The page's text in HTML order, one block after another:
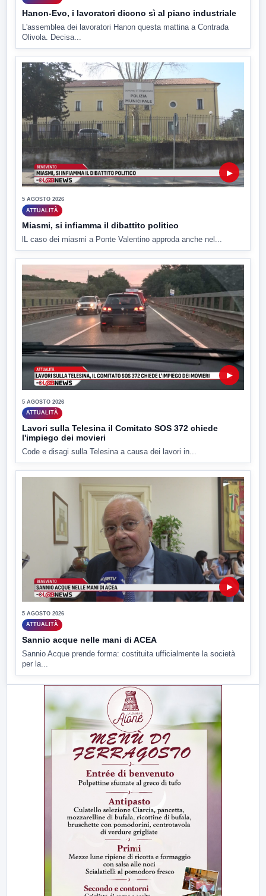
Hanon-Evo, i lavoratori dicono sì al piano industriale
L'assemblea dei lavoratori Hanon questa mattina a Contrada
Olivola. Decisa...
▶
5 AGOSTO 2026
ATTUALITÀ
Miasmi, si infiamma il dibattito politico
lL caso dei miasmi a Ponte Valentino approda anche nel...
▶
5 AGOSTO 2026
ATTUALITÀ
Lavori sulla Telesina il Comitato SOS 372 chiede
l'impiego dei movieri
Code e disagi sulla Telesina a causa dei lavori in...
▶
5 AGOSTO 2026
ATTUALITÀ
Sannio acque nelle mani di ACEA
Sannio Acque prende forma: costituita ufficialmente la società
per la...